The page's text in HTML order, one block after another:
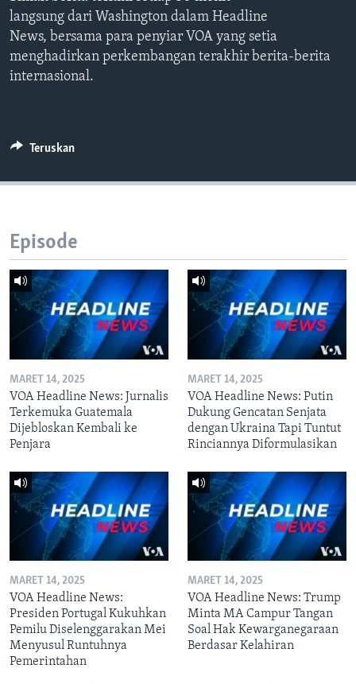
langsung dari Washington dalam Headline
News, bersama para penyiar VOA yang setia
menghadirkan perkembangan terakhir berita-berita
internasional.
Teruskan
Episode
MARET 14, 2025
VOA Headline News: Jurnalis
Terkemuka Guatemala
Dijebloskan Kembali ke
Penjara
MARET 14, 2025
VOA Headline News: Putin
Dukung Gencatan Senjata
dengan Ukraina Tapi Tuntut
Rinciannya Diformulasikan
MARET 14, 2025
VOA Headline News:
Presiden Portugal Kukuhkan
Pemilu Diselenggarakan Mei
Menyusul Runtuhnya
Pemerintahan
MARET 14, 2025
VOA Headline News: Trump
Minta MA Campur Tangan
Soal Hak Kewarganegaraan
Berdasar Kelahiran